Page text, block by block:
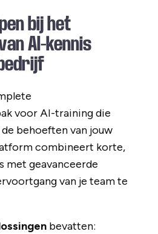
bij het
AI-kennis
voor AI-training die
behoeften van jouw
combineert korte,
met geavanceerde
van je team te
bevatten: